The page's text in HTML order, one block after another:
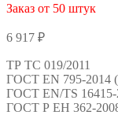
Заказ от 50 штук
6 917 ₽
ТР ТС 019/2011
ГОСТ EN 795-2014
ГОСТ EN/TS
ГОСТ Р ЕН 362-